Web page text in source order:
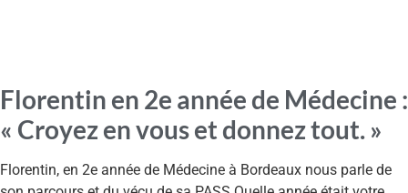
Florentin en 2e année de Médecine :
« Croyez en vous et donnez tout. »
Florentin, en 2e année de Médecine à Bordeaux nous parle de